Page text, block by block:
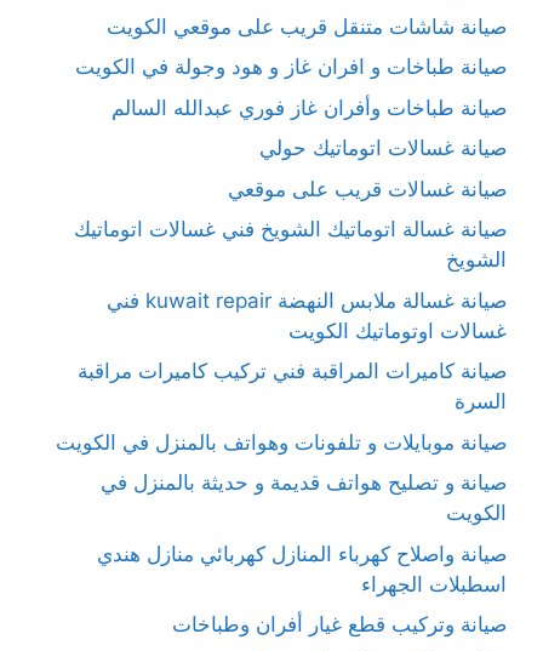
صيانة شاشات متنقل قريب على موقعي الكويت
صيانة طباخات و افران غاز و هود وجولة في الكويت
صيانة طباخات وأفران غاز فوري عبدالله السالم
صيانة غسالات اتوماتيك حولي
صيانة غسالات قريب على موقعي
صيانة غسالة اتوماتيك الشويخ فني غسالات اتوماتيك
الشويخ
صيانة غسالة ملابس النهضة kuwait repair فني
غسالات اوتوماتيك الكويت
صيانة كاميرات المراقبة فني تركيب كاميرات مراقبة
السرة
صيانة موبايلات و تلفونات وهواتف بالمنزل في الكويت
صيانة و تصليح هواتف قديمة و حديثة بالمنزل في
الكويت
صيانة واصلاح كهرباء المنازل كهربائي منازل هندي
اسطبلات الجهراء
صيانة وتركيب قطع غيار أفران وطباخات